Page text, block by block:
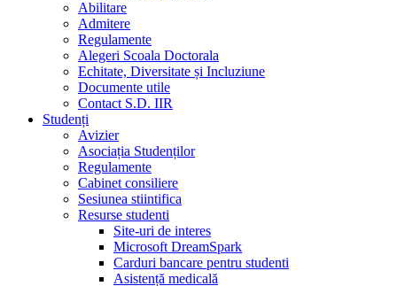
Abilitare
Admitere
Regulamente
Alegeri Scoala Doctorala
Echitate, Diversitate și Incluziune
Documente utile
Contact S.D. IIR
Studenți
Avizier
Asociația Studenților
Regulamente
Cabinet consiliere
Sesiunea stiintifica
Resurse studenti
Site-uri de interes
Microsoft DreamSpark
Carduri bancare pentru studenti
Asistență medicală